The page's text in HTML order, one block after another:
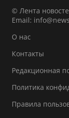
© Лента
Email:
О нас
Контакты
Редакционная
Политика
Правила